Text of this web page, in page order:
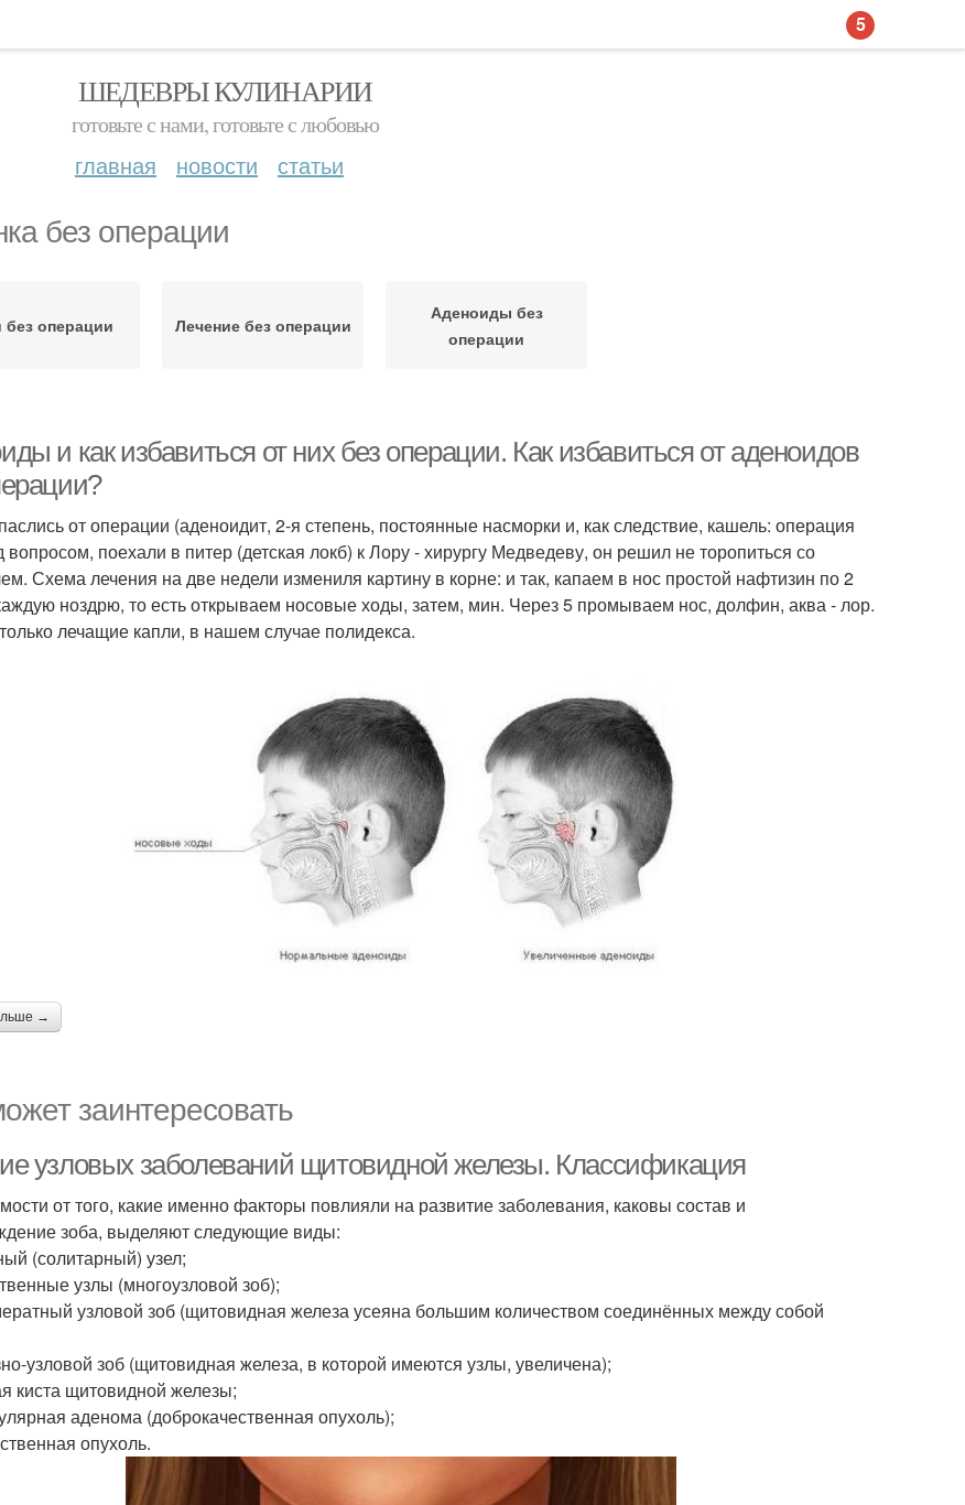
ШЕДЕВРЫ КУЛИНАРИИ
готовьте с нами, готовьте с любовью
главная новости статьи
без операции
без операции Лечение без операции
Аденоиды без
операции
и как избавиться от них без операции. Как избавиться от аденоидов
от операции (аденоидит, 2-я степень, постоянные насморки и, как следствие, кашель: операция
поехали в питер (детская локб) к Лору - хирургу Медведеву, он решил не торопиться со
Схема лечения на две недели измениля картину в корне: и так, капаем в нос простой нафтизин по 2
ноздрю, то есть открываем носовые ходы, затем, мин. Через 5 промываем нос, долфин, аква - лор.
лечащие капли, в нашем случае полидекса.
→
заинтересовать
узловых заболеваний щитовидной железы. Классификация
от того, какие именно факторы повлияли на развитие заболевания, каковы состав и
зоба, выделяют следующие виды:
(солитарный) узел;
узлы (многоузловой зоб);
узловой зоб (щитовидная железа усеяна большим количеством соединённых между собой
узловой зоб (щитовидная железа, в которой имеются узлы, увеличена);
киста щитовидной железы;
аденома (доброкачественная опухоль);
опухоль.
5